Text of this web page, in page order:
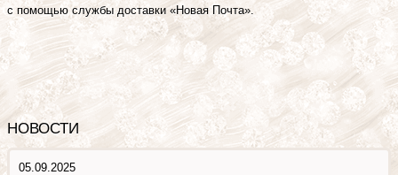
с помощью службы доставки «Новая Почта».
НОВОСТИ
05.09.2025